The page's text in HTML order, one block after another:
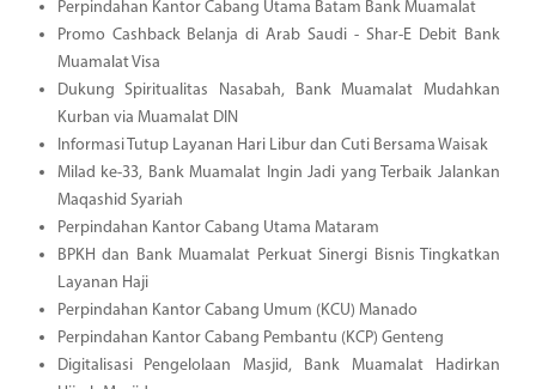
Perpindahan Kantor Cabang Utama Batam Bank Muamalat
Promo Cashback Belanja di Arab Saudi - Shar-E Debit Bank
Muamalat Visa
Dukung Spiritualitas Nasabah, Bank Muamalat Mudahkan
Kurban via Muamalat DIN
Informasi Tutup Layanan Hari Libur dan Cuti Bersama Waisak
Milad ke-33, Bank Muamalat Ingin Jadi yang Terbaik Jalankan
Maqashid Syariah
Perpindahan Kantor Cabang Utama Mataram
BPKH dan Bank Muamalat Perkuat Sinergi Bisnis Tingkatkan
Layanan Haji
Perpindahan Kantor Cabang Umum (KCU) Manado
Perpindahan Kantor Cabang Pembantu (KCP) Genteng
Digitalisasi Pengelolaan Masjid, Bank Muamalat Hadirkan